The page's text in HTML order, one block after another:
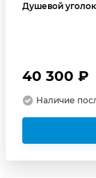
Душевой уголок
40 300 ₽
Наличие